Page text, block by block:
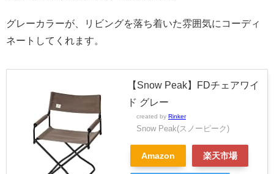
グレーカラーが、リビングを落ち着いた雰囲気にコーディ
ネートしてくれます。
【Snow Peak】FDチェアワイ
ド グレー
created by Rinker
Snow Peak(スノーピーク)
Amazon 楽天市場